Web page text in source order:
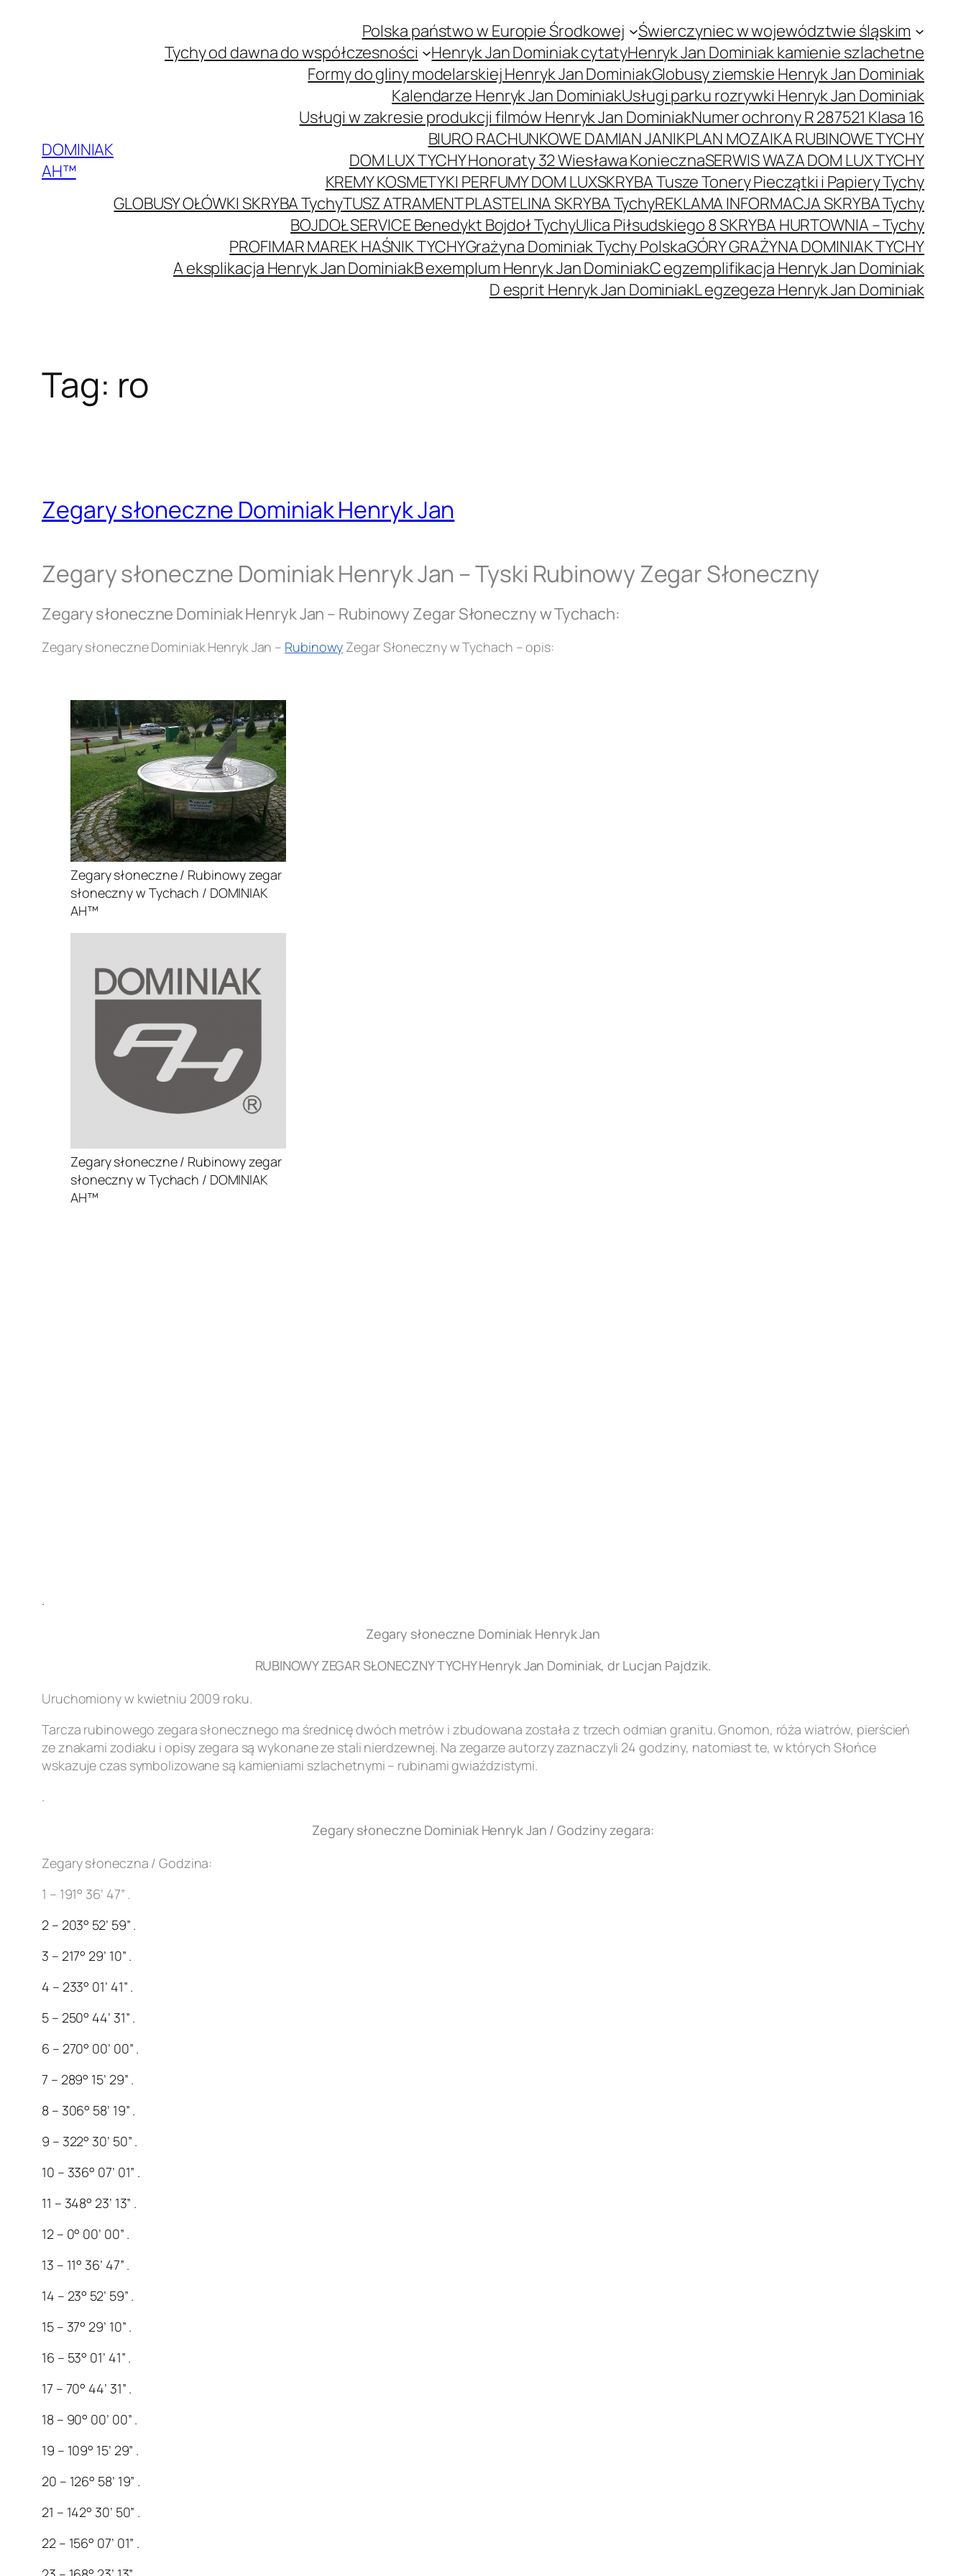
DOMINIAK
AH™
Polska państwo w Europie Środkowej
Świerczyniec w województwie śląskim
Tychy od dawna do współczesności
Henryk Jan Dominiak cytatyHenryk Jan Dominiak kamienie szlachetne
Formy do gliny modelarskiej Henryk Jan DominiakGlobusy ziemskie Henryk Jan Dominiak
Kalendarze Henryk Jan DominiakUsługi parku rozrywki Henryk Jan Dominiak
Usługi w zakresie produkcji filmów Henryk Jan DominiakNumer ochrony R 287521 Klasa 16
BIURO RACHUNKOWE DAMIAN JANIKPLAN MOZAIKA RUBINOWE TYCHY
DOM LUX TYCHY Honoraty 32 Wiesława KoniecznaSERWIS WAZA DOM LUX TYCHY
KREMY KOSMETYKI PERFUMY DOM LUXSKRYBA Tusze Tonery Pieczątki i Papiery Tychy
GLOBUSY OŁÓWKI SKRYBA TychyTUSZ ATRAMENT PLASTELINA SKRYBA TychyREKLAMA INFORMACJA SKRYBA Tychy
BOJDOŁ SERVICE Benedykt Bojdoł TychyUlica Piłsudskiego 8 SKRYBA HURTOWNIA – Tychy
PROFIMAR MAREK HAŚNIK TYCHYGrażyna Dominiak Tychy PolskaGÓRY GRAŻYNA DOMINIAK TYCHY
A eksplikacja Henryk Jan DominiakB exemplum Henryk Jan DominiakC egzemplifikacja Henryk Jan Dominiak
D esprit Henryk Jan DominiakL egzegeza Henryk Jan Dominiak
Tag: ro
Zegary słoneczne Dominiak Henryk Jan
Zegary słoneczne Dominiak Henryk Jan – Tyski Rubinowy Zegar Słoneczny
Zegary słoneczne Dominiak Henryk Jan – Rubinowy Zegar Słoneczny w Tychach:
Zegary słoneczne Dominiak Henryk Jan – Rubinowy Zegar Słoneczny w Tychach – opis:
Zegary słoneczne / Rubinowy zegar
słoneczny w Tychach / DOMINIAK
AH™
Zegary słoneczne / Rubinowy zegar
słoneczny w Tychach / DOMINIAK
AH™
.
Zegary słoneczne Dominiak Henryk Jan
RUBINOWY ZEGAR SŁONECZNY TYCHY Henryk Jan Dominiak, dr Lucjan Pajdzik.
Uruchomiony w kwietniu 2009 roku.
Tarcza rubinowego zegara słonecznego ma średnicę dwóch metrów i zbudowana została z trzech odmian granitu. Gnomon, róża wiatrów, pierścień
ze znakami zodiaku i opisy zegara są wykonane ze stali nierdzewnej. Na zegarze autorzy zaznaczyli 24 godziny, natomiast te, w których Słońce
wskazuje czas symbolizowane są kamieniami szlachetnymi – rubinami gwiaździstymi.
.
Zegary słoneczne Dominiak Henryk Jan / Godziny zegara:
Zegary słoneczna / Godzina:
1 – 191° 36’ 47” .
2 – 203° 52’ 59” .
3 – 217° 29’ 10” .
4 – 233° 01’ 41” .
5 – 250° 44’ 31” .
6 – 270° 00’ 00” .
7 – 289° 15’ 29” .
8 – 306° 58’ 19” .
9 – 322° 30’ 50” .
10 – 336° 07’ 01” .
11 – 348° 23’ 13” .
12 – 0° 00’ 00” .
13 – 11° 36’ 47” .
14 – 23° 52’ 59” .
15 – 37° 29’ 10” .
16 – 53° 01’ 41” .
17 – 70° 44’ 31” .
18 – 90° 00’ 00” .
19 – 109° 15’ 29” .
20 – 126° 58’ 19” .
21 – 142° 30’ 50” .
22 – 156° 07’ 01” .